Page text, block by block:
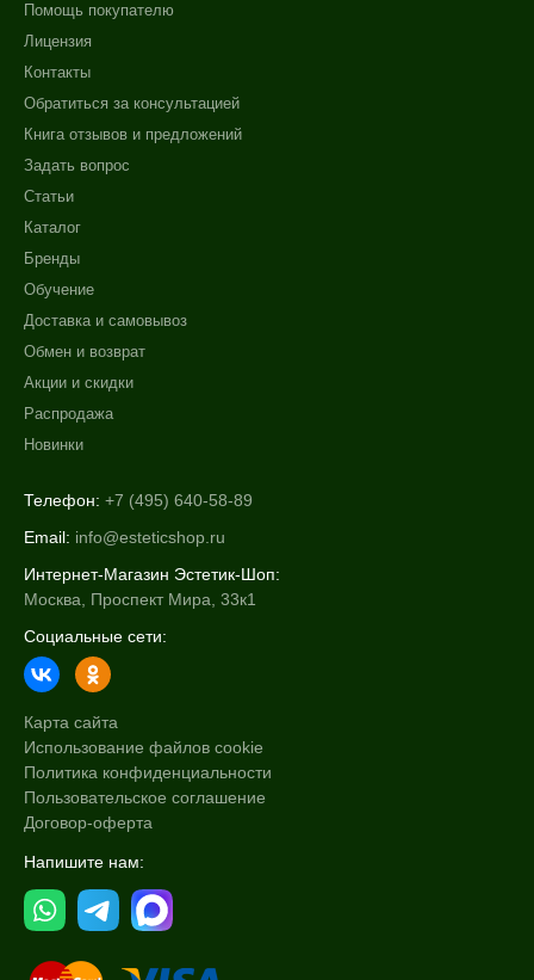
Помощь покупателю
Лицензия
Контакты
Обратиться за консультацией
Книга отзывов и предложений
Задать вопрос
Статьи
Каталог
Бренды
Обучение
Доставка и самовывоз
Обмен и возврат
Акции и скидки
Распродажа
Новинки
Телефон: +7 (495) 640-58-89
Email: info@esteticshop.ru
Интернет-Магазин Эстетик-Шоп:
Москва, Проспект Мира, 33к1
Социальные сети:
Карта сайта
Использование файлов cookie
Политика конфиденциальности
Пользовательское соглашение
Договор-оферта
Напишите нам: